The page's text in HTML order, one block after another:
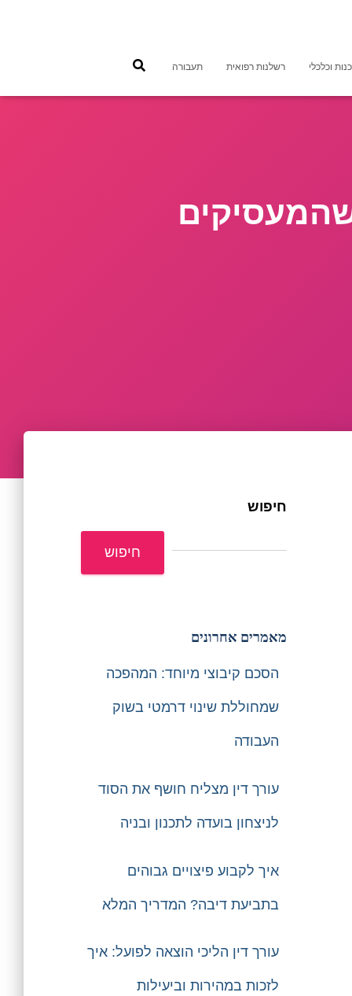
וכלכלי רשלנות רפואית תעבורה
שהמעסיקים
חיפוש
חיפוש
מאמרים אחרונים
הסכם קיבוצי מיוחד: המהפכה
שמחוללת שינוי דרמטי בשוק
העבודה
עורך דין מצליח חושף את הסוד
לניצחון בועדה לתכנון ובניה
איך לקבוע פיצויים גבוהים
בתביעת דיבה? המדריך המלא
עורך דין הליכי הוצאה לפועל: איך
לזכות במהירות וביעילות